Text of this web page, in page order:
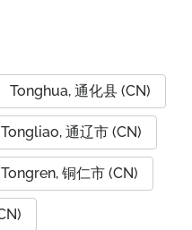
Tonghua, 通化县 (CN)
Tongliao, 通辽市 (CN)
Tongren, 铜仁市 (CN)